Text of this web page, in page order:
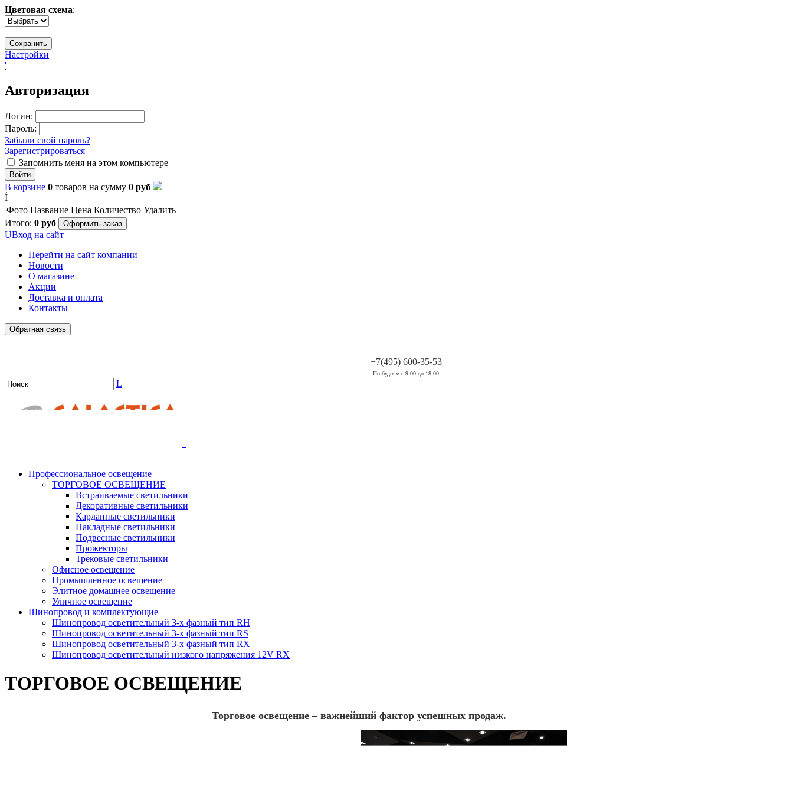
Цветовая схема:
Настройки
'
Авторизация
Логин:
Пароль:
Забыли свой пароль?
Зарегистрироваться
Запомнить меня на этом компьютере
Войти
В корзине 0 товаров на сумму 0 руб
Í
Фото Название Цена Количество Удалить
Итого: 0 руб Оформить заказ
UВход на сайт
Перейти на сайт компании
Новости
О магазине
Акции
Доставка и оплата
Контакты
Обратная связь
+7(495) 600-35-53
По будням с 9:00 до 18:00
L
Профессиональное освещение
ТОРГОВОЕ ОСВЕЩЕНИЕ
Встраиваемые светильники
Декоративные светильники
Карданные светильники
Накладные светильники
Подвесные светильники
Прожекторы
Трековые светильники
Офисное освещение
Промышленное освещение
Элитное домашнее освещение
Уличное освещение
Шинопровод и комплектующие
Шинопровод осветительный 3-х фазный тип RH
Шинопровод осветительный 3-х фазный тип RS
Шинопровод осветительный 3-х фазный тип RX
Шинопровод осветительный низкого напряжения 12V RX
ТОРГОВОЕ ОСВЕЩЕНИЕ
Торговое освещение – важнейший фактор успешных продаж.